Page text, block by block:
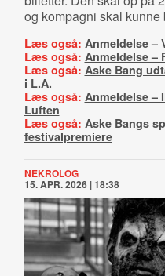
og kompagni skal
Læs også: Anmeldelse –
Læs også: Anmeldelse –
Læs også: Aske Bang
i L.A.
Læs også: Anmeldelse –
Luften
Læs også: Aske Bangs
festivalpremiere
NEKROLOG
15. APR. 2026 | 18:38